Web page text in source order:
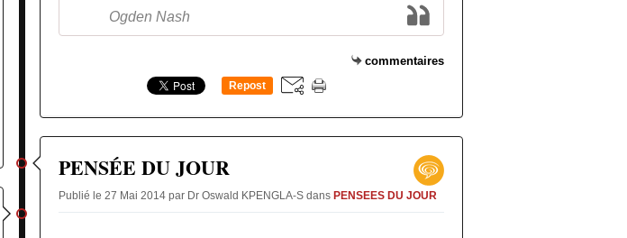
Ogden Nash
commentaires
Repost
PENSÉE DU JOUR
Publié le 27 Mai 2014 par Dr Oswald KPENGLA-S dans PENSEES DU JOUR